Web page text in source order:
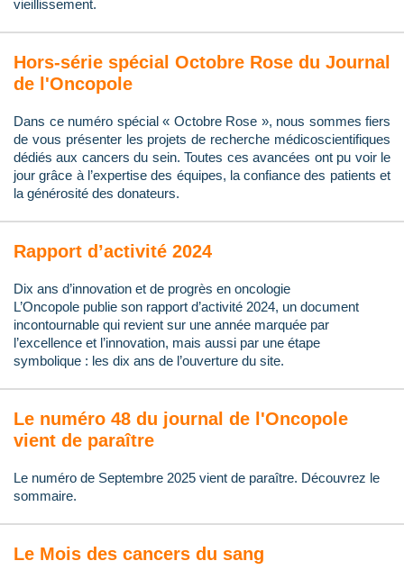
vieillissement.
Hors-série spécial Octobre Rose du Journal
de l'Oncopole
Dans ce numéro spécial « Octobre Rose », nous sommes fiers
de vous présenter les projets de recherche médicoscientifiques
dédiés aux cancers du sein. Toutes ces avancées ont pu voir le
jour grâce à l’expertise des équipes, la confiance des patients et
la générosité des donateurs.
Rapport d’activité 2024
Dix ans d’innovation et de progrès en oncologie
L’Oncopole publie son rapport d’activité 2024, un document
incontournable qui revient sur une année marquée par
l’excellence et l’innovation, mais aussi par une étape
symbolique : les dix ans de l’ouverture du site.
Le numéro 48 du journal de l'Oncopole
vient de paraître
Le numéro de Septembre 2025 vient de paraître. Découvrez le
sommaire.
Le Mois des cancers du sang